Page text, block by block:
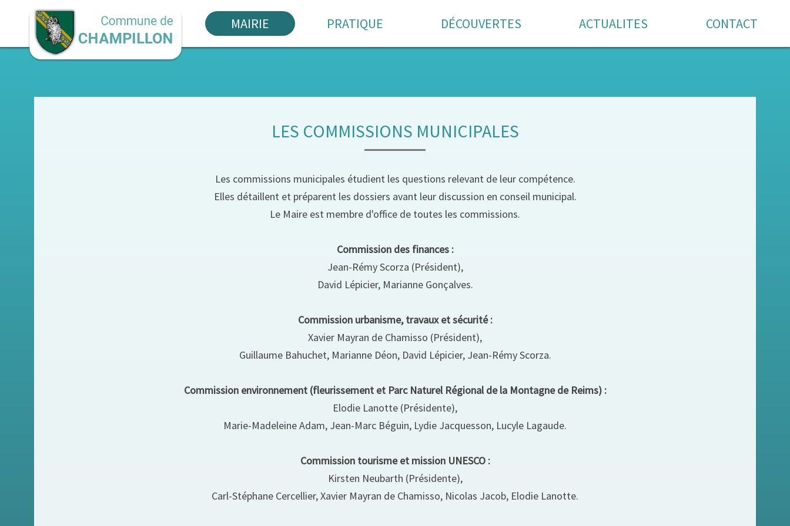
MAIRIE PRATIQUE DÉCOUVERTES ACTUALITES CONTACT
LES COMMISSIONS MUNICIPALES
Les commissions municipales étudient les questions relevant de leur compétence.
Elles détaillent et préparent les dossiers avant leur discussion en conseil municipal.
Le Maire est membre d'office de toutes les commissions.
Commission des finances :
Jean-Rémy Scorza (Président),
David Lépicier, Marianne Gonçalves.
Commission urbanisme, travaux et sécurité :
Xavier Mayran de Chamisso (Président),
Guillaume Bahuchet, Marianne Déon, David Lépicier, Jean-Rémy Scorza.
Commission environnement (fleurissement et Parc Naturel Régional de la Montagne de Reims) :
Elodie Lanotte (Présidente),
Marie-Madeleine Adam, Jean-Marc Béguin, Lydie Jacquesson, Lucyle Lagaude.
Commission tourisme et mission UNESCO :
Kirsten Neubarth (Présidente),
Carl-Stéphane Cercellier, Xavier Mayran de Chamisso, Nicolas Jacob, Elodie Lanotte.